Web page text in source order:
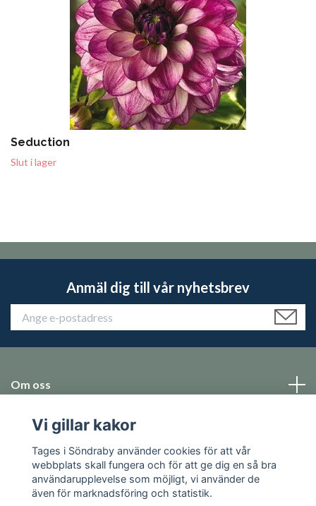
Seduction
Slut i lager
Anmäl dig till vår nyhetsbrev
Om oss
Emballage
Sociala medier
Vi gillar kakor
Tages i Söndraby använder cookies för att vår
webbplats skall fungera och för att ge dig en så bra
användarupplevelse som möjligt, vi använder de
även för marknadsföring och statistik.